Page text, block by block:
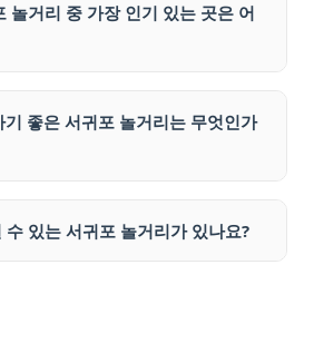
놀거리 중 가장 인기 있는 곳은 어
기 좋은 서귀포 놀거리는 무엇인가
수 있는 서귀포 놀거리가 있나요?